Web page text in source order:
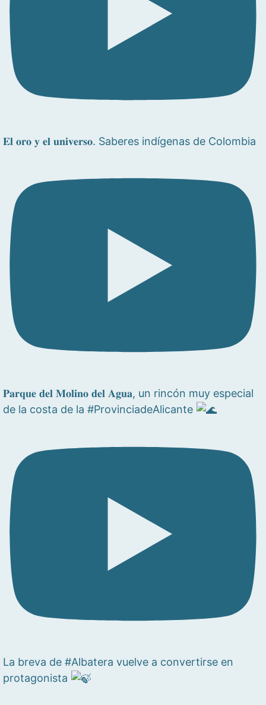
𝐄𝐥 𝐨𝐫𝐨 𝐲 𝐞𝐥 𝐮𝐧𝐢𝐯𝐞𝐫𝐬𝐨. Saberes indígenas de Colombia
𝐏𝐚𝐫𝐪𝐮𝐞 𝐝𝐞𝐥 𝐌𝐨𝐥𝐢𝐧𝐨 𝐝𝐞𝐥 𝐀𝐠𝐮𝐚, un rincón muy especial
de la costa de la #ProvinciadeAlicante
La breva de #Albatera vuelve a convertirse en
protagonista